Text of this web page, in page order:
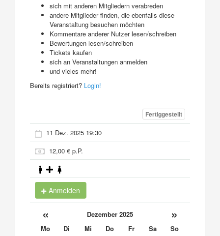
sich mit anderen Mitgliedern verabreden
andere Mitglieder finden, die ebenfalls diese
Veranstaltung besuchen möchten
Kommentare anderer Nutzer lesen/schreiben
Bewertungen lesen/schreiben
Tickets kaufen
sich an Veranstaltungen anmelden
und vieles mehr!
Bereits registriert? Login!
Fertiggestellt
11 Dez. 2025 19:30
12,00 € p.P.
Anmelden
« Dezember 2025 »
Mo Di Mi Do Fr Sa
So